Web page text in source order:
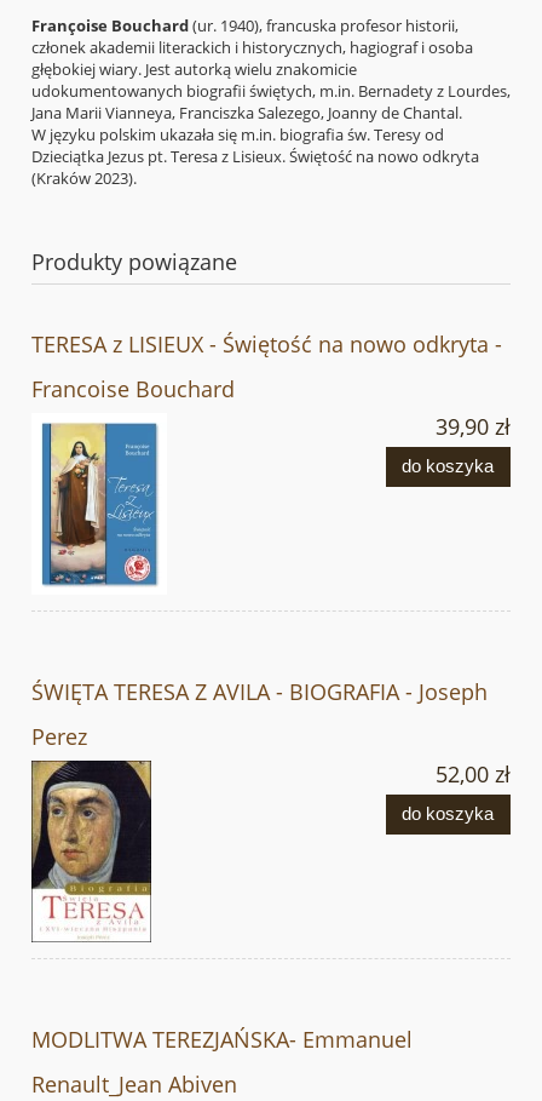
Françoise Bouchard(ur. 1940), francuska profesor historii,
członek akademii literackich i historycznych, hagiograf i osoba
głębokiej wiary. Jest autorką wielu znakomicie
udokumentowanych biografii świętych, m.in. Bernadety z Lourdes,
Jana Marii Vianneya, Franciszka Salezego, Joanny de Chantal.
W języku polskim ukazała się m.in. biografia św. Teresy od
Dzieciątka Jezus pt. Teresa z Lisieux. Świętość na nowo odkryta
(Kraków 2023).
Produkty powiązane
TERESA z LISIEUX - Świętość na nowo odkryta -
Francoise Bouchard
39,90 zł
do koszyka
ŚWIĘTA TERESA Z AVILA - BIOGRAFIA - Joseph
Perez
52,00 zł
do koszyka
MODLITWA TEREZJAŃSKA- Emmanuel
Renault_Jean Abiven